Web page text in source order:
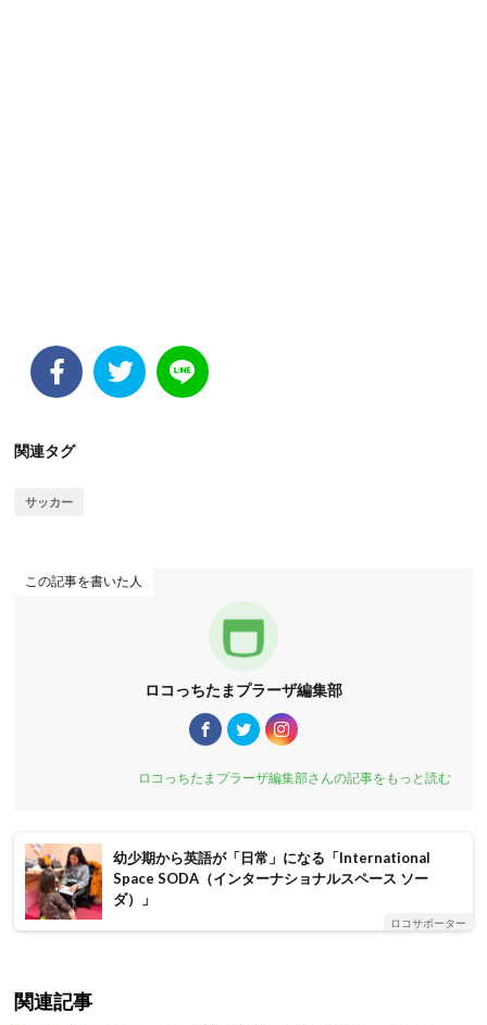
関連タグ
サッカー
この記事を書いた人
ロコっちたまプラーザ編集部
ロコっちたまプラーザ編集部さんの記事をもっと読む
幼少期から英語が「日常」になる「International
Space SODA（インターナショナルスペース ソー
ダ）」
ロコサポーター
関連記事